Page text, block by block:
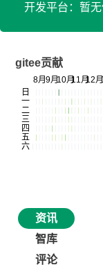
开发平台：暂
gitee贡献
资讯
智库
评论